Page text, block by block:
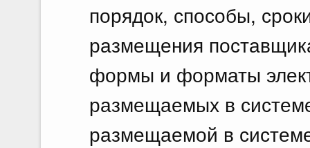
порядок, способы,
размещения
формы и форматы
размещаемых в
размещаемой в